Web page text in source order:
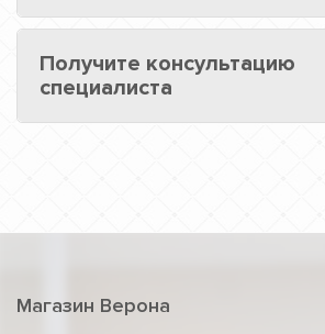
Получите консультацию
специалиста
Магазин Верона